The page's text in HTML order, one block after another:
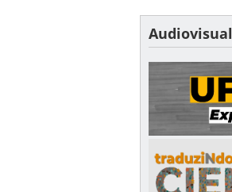
Audiovisual